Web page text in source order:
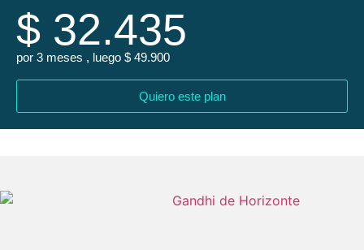
$ 32.435
por 3 meses , luego $ 49.900
Quiero este plan